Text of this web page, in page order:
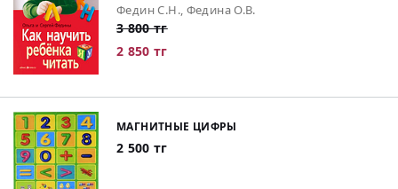
Федин С.Н., Федина О.В.
3 800 тг
2 850 тг
МАГНИТНЫЕ ЦИФРЫ
2 500 тг